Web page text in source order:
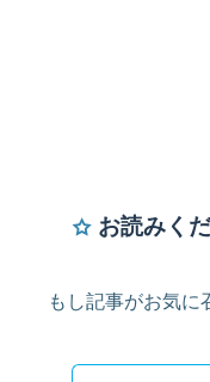
お読みく
もし記事がお気に